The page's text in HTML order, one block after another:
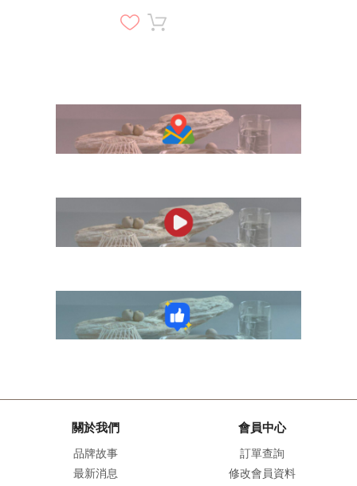
關於我們
品牌故事
最新消息
會員中心
訂單查詢
修改會員資料